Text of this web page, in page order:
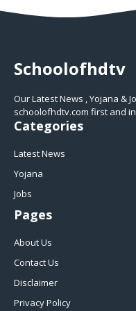
Schoolofhdtv
Our Latest News , Yojana &
schoolofhdtv.com first and
Categories
Latest News
Yojana
Jobs
Pages
About Us
Contact Us
Disclaimer
Privacy Policy